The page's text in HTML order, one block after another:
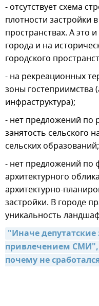
- отсутствует схема
плотности застройки
пространствах. А это
города и на
городского
- на рекреационных
зоны гостеприимства
инфраструктура);
- нет предложений по
занятость сельского
сельских образований;
- нет предложений
архитектурного
архитектурно-
застройки. В городе
уникальность
"Иначе
привлечением СМИ",
почему не